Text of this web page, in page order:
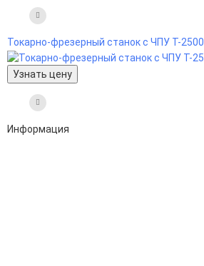
Токарно-фрезерный станок с ЧПУ Т-2500
Узнать цену
Информация